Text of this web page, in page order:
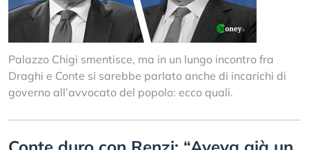
Palazzo Chigi smentisce, ma in un lungo incontro fra
Draghi e Conte si sarebbe parlato anche di incarichi di
governo all’avvocato del popolo: ecco quali.